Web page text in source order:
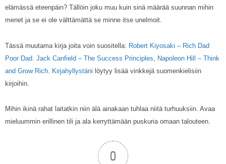
elämässä eteenpäin? Tällöin joku muu kuin sinä määrää suunnan mihin
menet ja se ei ole välttämättä se minne itse unelmoit.
Tässä muutama kirja joita voin suositella: Robert Kiyosaki – Rich Dad
Poor Dad Jack Canfield – The Success Principles
Napoleon Hill – Think
and Grow Rich Kirjahyllystäni löytyy lisää vinkkejä suomenkielisiin
kirjoihin.
Mihin ikinä rahat laitatkin niin älä ainakaan tuhlaa niitä turhuuksiin. Avaa
mieluummin erillinen tili ja ala kerryttämään puskuria omaan talouteen.
0